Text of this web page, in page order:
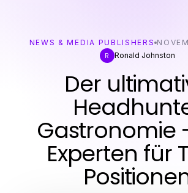
NEWS & MEDIA PUBLISHERS
R
Ronald Johnston
Der
Gastronomie
Experten für